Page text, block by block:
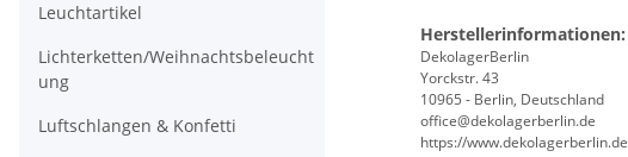
Herstellerinformationen:
DekolagerBerlin
Yorckstr. 43
10965 - Berlin, Deutschland
office@dekolagerberlin.de
https://www.dekolagerberlin.de
Leuchtartikel
Lichterketten/Weihnachtsbeleucht
ung
Luftschlangen & Konfetti